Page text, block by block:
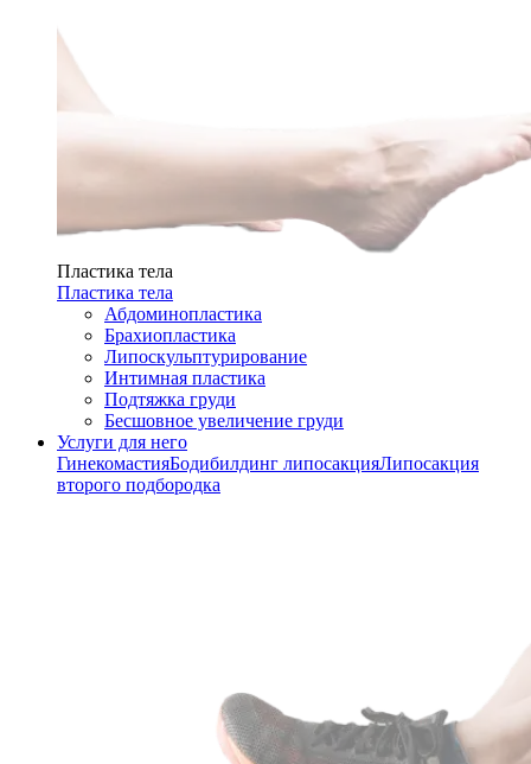
Пластика тела
Пластика тела
Абдоминопластика
Брахиопластика
Липоскульптурирование
Интимная пластика
Подтяжка груди
Бесшовное увеличение груди
Услуги для него
ГинекомастияБодибилдинг липосакцияЛипосакция
второго подбородка